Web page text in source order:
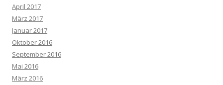
April 2017
März 2017
Januar 2017
Oktober 2016
September 2016
Mai 2016
März 2016